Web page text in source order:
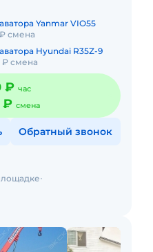
Yanmar VIO55
смена
Hyundai R35Z-9
₽ смена
₽ час
₽ смена
Обратный звонок